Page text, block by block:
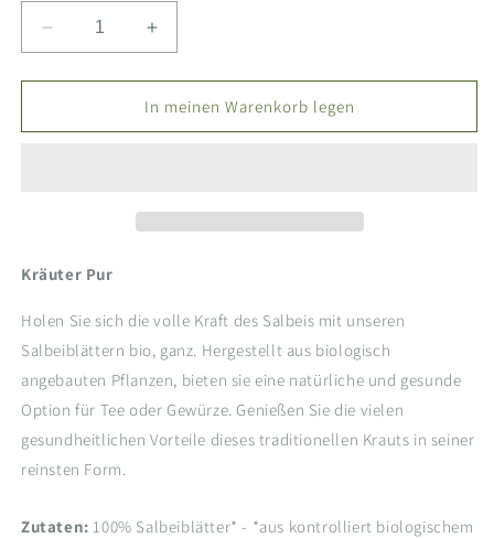
Verringere
die
Menge
Salbeiblätter
Erhöhe
die
Menge
für
Salbeiblätter
In meinen Warenkorb legen
Kräuter Pur
Holen Sie sich die volle Kraft des Salbeis mit unseren
Salbeiblättern bio, ganz. Hergestellt aus biologisch
angebauten Pflanzen, bieten sie eine natürliche und gesunde
Option für Tee oder Gewürze. Genießen Sie die vielen
gesundheitlichen Vorteile dieses traditionellen Krauts in seiner
reinsten Form.
Zutaten: 100% Salbeiblätter* - *aus kontrolliert biologischem